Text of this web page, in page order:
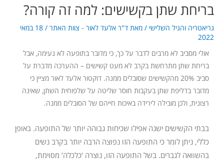
בריחת שתן בקשישים: למה זה קורה?
גריאטריה והגיל השלישי / מאת ד"ר אלעד לאור - צוות האתר /
18 במאי
2022
אולי מסביב לא מרבים לדבר על כך, כי מדובר בתופעה לא נעימה, אבל
בריחת שתן מתרחשת בקרב לא מעט קשישים – ההערכה מדברת על
סביב 20% מהקשישים שסובלים ממנה. דוקטור אלעד לאור מציין כי
מדובר בדליפת שתן בעקבות חוסר שליטה על שלפוחית השתן, שאינה
רצונית, ולכן מובילה לירידה באיכות חייהם של הסובלים ממנה.
בבתי הקשישים ישנה אפילו שכיחות גבוהה יותר של התופעה. באופן
כללי, ניתן לומר כי התופעה הזו נפוצה הרבה יותר בקרב נשים
בהשוואה לגברים. בשל התופעה הזו, נוצרה ‘כלכלה’ מסוימת,